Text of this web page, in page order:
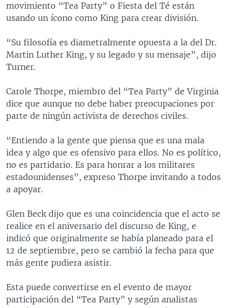
NOTA ECONÓMICA
Idiomas
movimiento “Tea Party” o Fiesta del Té están
usando un ícono como King para crear división.
“Su filosofía es diametralmente opuesta a la del Dr.
Martin Luther King, y su legado y su mensaje”, dijo
Turner.
Carole Thorpe, miembro del “Tea Party” de Virginia
dice que aunque no debe haber preocupaciones por
parte de ningún activista de derechos civiles.
“Entiendo a la gente que piensa que es una mala
idea y algo que es ofensivo para ellos. No es político,
no es partidario. Es para honrar a los militares
estadounidenses”, expreso Thorpe invitando a todos
a apoyar.
Glen Beck dijo que es una coincidencia que el acto se
realice en el aniversario del discurso de King, e
indicó que originalmente se había planeado para el
12 de septiembre, pero se cambió la fecha para que
más gente pudiera asistir.
Esta puede convertirse en el evento de mayor
participación del “Tea Party” y según analistas